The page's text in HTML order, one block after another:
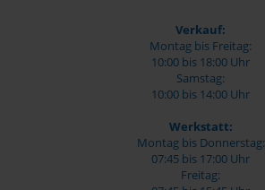
Verkauf:
Montag bis Freitag:
10:00 bis 18:00 Uhr
Samstag:
10:00 bis 14:00 Uhr
Werkstatt:
Montag bis Donnerstag:
07:45 bis 17:00 Uhr
Freitag: